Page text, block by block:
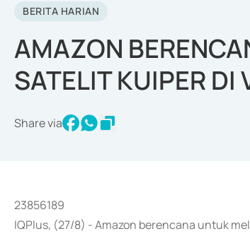
BERITA HARIAN
AMAZON
SATELIT KUIPER DI
Share via
23856189
IQPlus, (27/8) - Amazon berencana untuk